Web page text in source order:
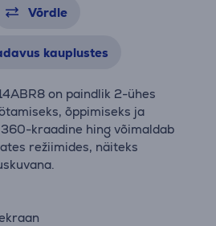
Võrdle
kauplustes
on paindlik 2-ühes
õppimiseks ja
kraadine hing võimaldab
režiimides, näiteks